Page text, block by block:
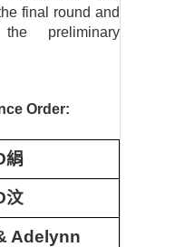
final round and
preliminary
Order:
絹
汶
Adelynn